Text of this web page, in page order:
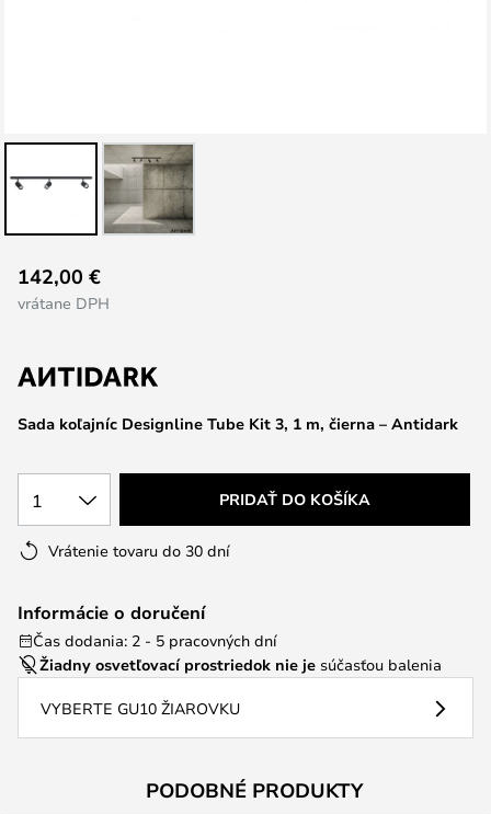
na
začiatok
obrázkov
Sada koľajníc Designline Tube Kit 3, 1 m, čierna – Antidark
142,00 €
vrátane DPH
1 PRIDAŤ DO KOŠÍKA
Vrátenie tovaru do 30 dní
Informácie o doručení
Čas dodania: 2 - 5 pracovných dní
Žiadny osvetľovací prostriedok nie je súčasťou balenia
VYBERTE GU10 ŽIAROVKU
PODOBNÉ PRODUKTY